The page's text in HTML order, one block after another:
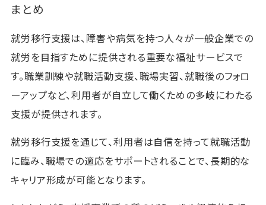
まとめ
就労移行支援は、障害や病気を持つ人々が一般企業での
就労を目指すために提供される重要な福祉サービスで
す。職業訓練や就職活動支援、職場実習、就職後のフォロ
ーアップなど、利用者が自立して働くための多岐にわたる
支援が提供されます。
就労移行支援を通じて、利用者は自信を持って就職活動
に臨み、職場での適応をサポートされることで、長期的な
キャリア形成が可能となります。